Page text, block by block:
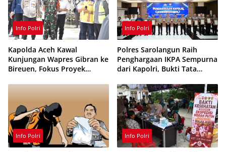
Info Polri
Kapolda Aceh Kawal
Kunjungan Wapres Gibran ke
Bireuen, Fokus Proyek
Info Polri
Polres Sarolangun Raih
Penghargaan IKPA Sempurna
dari Kapolri, Bukti Tata
Berintegritas
Info Polri Info Polri